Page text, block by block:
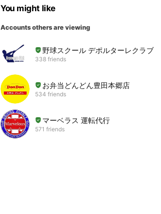
You might like
Accounts others are viewing
野球スクール デポルターレクラブ
338 friends
お弁当どんどん豊田本郷店
534 friends
マーベラス 運転代行
571 friends